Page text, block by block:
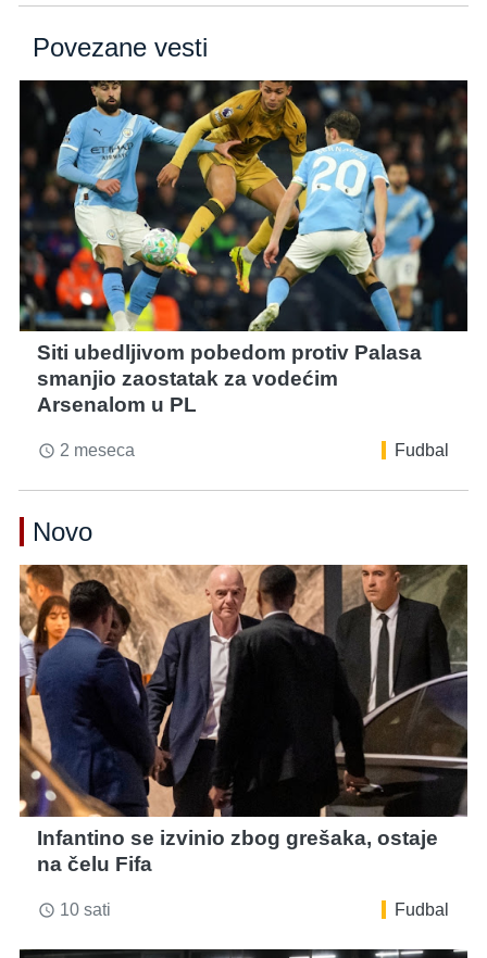
Povezane vesti
Siti ubedljivom pobedom protiv Palasa
smanjio zaostatak za vodećim
Arsenalom u PL
access_time 2 meseca Fudbal
Novo
Infantino se izvinio zbog grešaka, ostaje
na čelu Fifa
access_time 10 sati Fudbal